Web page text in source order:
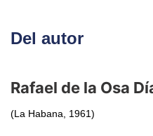
Del autor
Rafael de la Osa
(La Habana, 1961)